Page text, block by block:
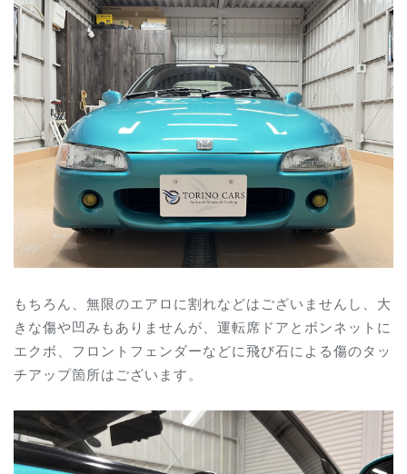
もちろん、無限のエアロに割れなどはございませんし、大
きな傷や凹みもありませんが、運転席ドアとボンネットに
エクボ、フロントフェンダーなどに飛び石による傷のタッ
チアップ箇所はございます。